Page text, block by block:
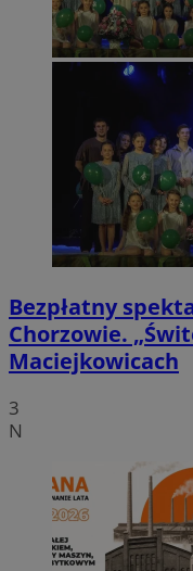
Bezpłatny
Chorzowie.
Maciejkowicach
3
N